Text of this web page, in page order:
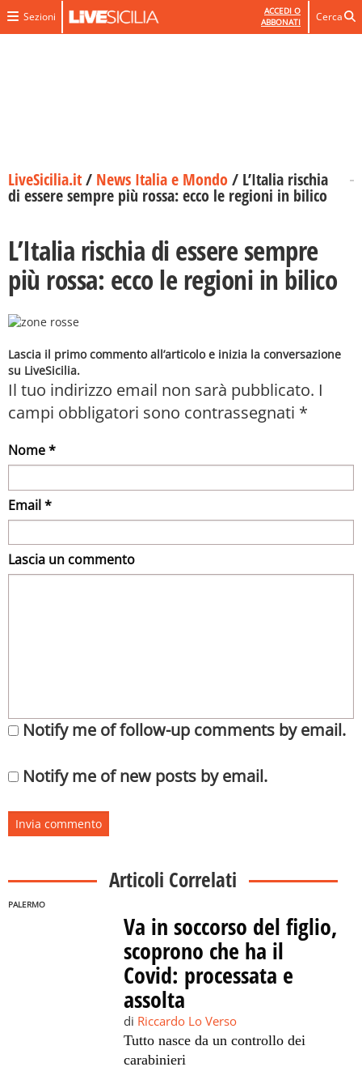
Sezioni
ACCEDI O
ABBONATI
Cerca
LiveSicilia.it/ News Italia e Mondo/ L’Italia rischia
di essere sempre più rossa: ecco le regioni in bilico
L’Italia rischia di essere sempre
più rossa: ecco le regioni in bilico
Lascia il primo commento all’articolo e inizia la conversazione
su LiveSicilia.
Il tuo indirizzo email non sarà pubblicato. I
campi obbligatori sono contrassegnati *
Nome *
Email *
Lascia un commento
Notify me of follow-up comments by email.
Notify me of new posts by email.
Articoli Correlati
PALERMO
Va in soccorso del figlio,
scoprono che ha il
Covid: processata e
assolta
di Riccardo Lo Verso
Tutto nasce da un controllo dei
carabinieri